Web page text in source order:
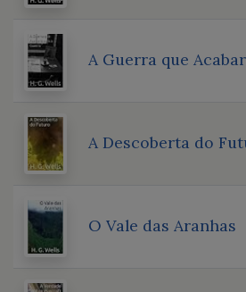
A Guerra que
A Descoberta do
O Vale das Aranhas